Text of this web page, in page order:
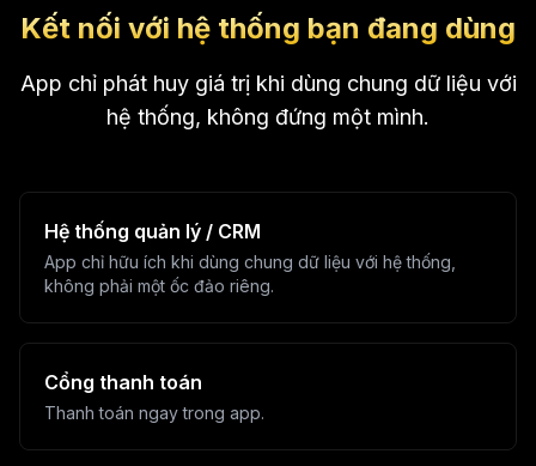
Kết nối với hệ thống bạn đang dùng
App chỉ phát huy giá trị khi dùng chung dữ liệu với
hệ thống, không đứng một mình.
Hệ thống quản lý / CRM
App chỉ hữu ích khi dùng chung dữ liệu với hệ thống,
không phải một ốc đảo riêng.
Cổng thanh toán
Thanh toán ngay trong app.